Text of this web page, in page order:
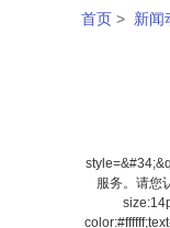
首页 > 新闻